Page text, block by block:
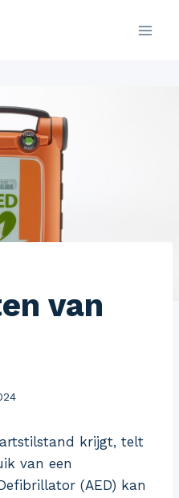
van
krijgt, telt
van een
(AED) kan